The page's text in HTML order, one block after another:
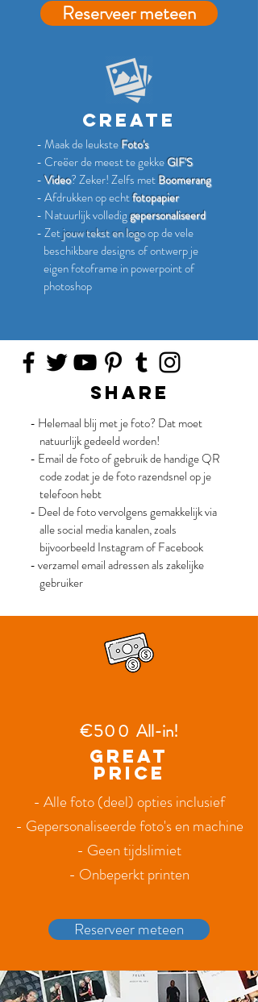
Reserveer meteen
Create
- Maak de leuksteFoto's
- Creëer de meest te gekkeGIF'S
-Video? Zeker! Zelfs metBoomerang
- Afdrukken op echtfotopapier
- Natuurlijk vollediggepersonaliseerd
- Zetjouw tekst en logoop de vele
beschikbare designs of ontwerp je
eigen fotoframe in powerpoint of
photoshop
share
- Helemaal blij met je foto? Dat moet
natuurlijk gedeeld worden!
- Email de foto of gebruik de handige QR
code zodat je de foto razendsnel op je
telefoon hebt
- Deel de foto vervolgens gemakkelijk via
alle social media kanalen, zoals
bijvoorbeeld Instagram of Facebook
- verzamel email adressen als zakelijke
gebruiker
€500 All-in!
great
price
- Alle foto (deel) opties inclusief
- Gepersonaliseerde foto's en machine
- Geen tijdslimiet
- Onbeperkt printen
Reserveer meteen